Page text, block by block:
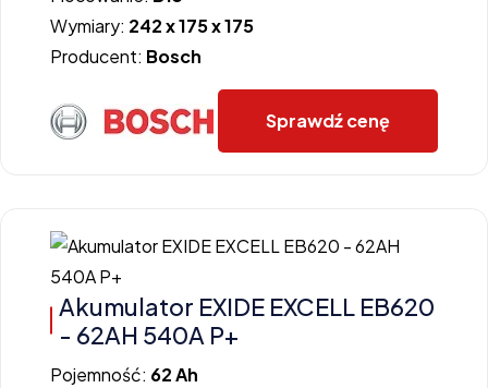
Wymiary: 242 x 175 x 175
Producent: Bosch
Sprawdź cenę
Akumulator EXIDE EXCELL EB620
- 62AH 540A P+
Pojemność: 62 Ah